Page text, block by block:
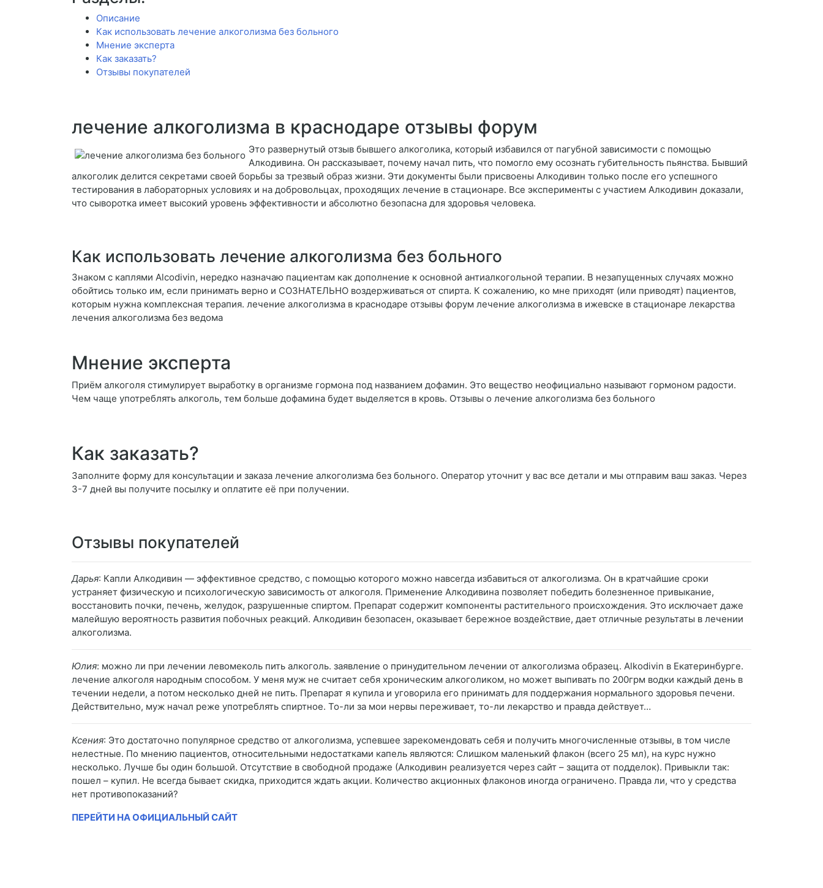
Описание
Как использовать лечение алкоголизма без больного
Мнение эксперта
Как заказать?
Отзывы покупателей
лечение алкоголизма в краснодаре отзывы форум
Это развернутый отзыв бывшего алкоголика, который избавился от пагубной зависимости с помощью
Алкодивина. Он рассказывает, почему начал пить, что помогло ему осознать губительность пьянства. Бывший
алкоголик делится секретами своей борьбы за трезвый образ жизни. Эти документы были присвоены Алкодивин только после его успешного
тестирования в лабораторных условиях и на добровольцах, проходящих лечение в стационаре. Все эксперименты с участием Алкодивин доказали,
что сыворотка имеет высокий уровень эффективности и абсолютно безопасна для здоровья человека.
Как использовать лечение алкоголизма без больного
Знаком с каплями Alcodivin, нередко назначаю пациентам как дополнение к основной антиалкогольной терапии. В незапущенных случаях можно
обойтись только им, если принимать верно и СОЗНАТЕЛЬНО воздерживаться от спирта. К сожалению, ко мне приходят (или приводят) пациентов,
которым нужна комплексная терапия. лечение алкоголизма в краснодаре отзывы форум лечение алкоголизма в ижевске в стационаре лекарства
лечения алкоголизма без ведома
Мнение эксперта
Приём алкоголя стимулирует выработку в организме гормона под названием дофамин. Это вещество неофициально называют гормоном радости.
Чем чаще употреблять алкоголь, тем больше дофамина будет выделяется в кровь. Отзывы о лечение алкоголизма без больного
Как заказать?
Заполните форму для консультации и заказа лечение алкоголизма без больного. Оператор уточнит у вас все детали и мы отправим ваш заказ. Через
3-7 дней вы получите посылку и оплатите её при получении.
Отзывы покупателей
Дарья: Капли Алкодивин — эффективное средство, с помощью которого можно навсегда избавиться от алкоголизма. Он в кратчайшие сроки
устраняет физическую и психологическую зависимость от алкоголя. Применение Алкодивина позволяет победить болезненное привыкание,
восстановить почки, печень, желудок, разрушенные спиртом. Препарат содержит компоненты растительного происхождения. Это исключает даже
малейшую вероятность развития побочных реакций. Алкодивин безопасен, оказывает бережное воздействие, дает отличные результаты в лечении
алкоголизма.
Юлия: можно ли при лечении левомеколь пить алкоголь. заявление о принудительном лечении от алкоголизма образец. Alkodivin в Екатеринбурге.
лечение алкоголя народным способом. У меня муж не считает себя хроническим алкоголиком, но может выпивать по 200грм водки каждый день в
течении недели, а потом несколько дней не пить. Препарат я купила и уговорила его принимать для поддержания нормального здоровья печени.
Действительно, муж начал реже употреблять спиртное. То-ли за мои нервы переживает, то-ли лекарство и правда действует…
Ксения: Это достаточно популярное средство от алкоголизма, успевшее зарекомендовать себя и получить многочисленные отзывы, в том числе
нелестные. По мнению пациентов, относительными недостатками капель являются: Слишком маленький флакон (всего 25 мл), на курс нужно
несколько. Лучше бы один большой. Отсутствие в свободной продаже (Алкодивин реализуется через сайт – защита от подделок). Привыкли так:
пошел – купил. Не всегда бывает скидка, приходится ждать акции. Количество акционных флаконов иногда ограничено. Правда ли, что у средства
нет противопоказаний?
ПЕРЕЙТИ НА ОФИЦИАЛЬНЫЙ САЙТ